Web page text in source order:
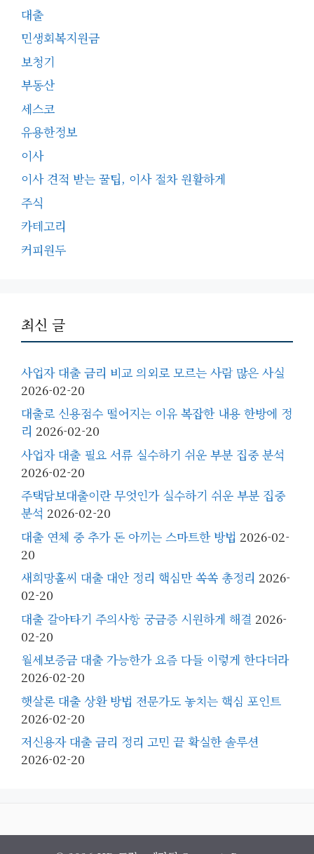
대출
민생회복지원금
보청기
부동산
세스코
유용한정보
이사
이사 견적 받는 꿀팁, 이사 절차 원활하게
주식
카테고리
커피원두
최신 글
사업자 대출 금리 비교 의외로 모르는 사람 많은 사실
2026-02-20
대출로 신용점수 떨어지는 이유 복잡한 내용 한방에 정
리 2026-02-20
사업자 대출 필요 서류 실수하기 쉬운 부분 집중 분석
2026-02-20
주택담보대출이란 무엇인가 실수하기 쉬운 부분 집중
분석 2026-02-20
대출 연체 중 추가 돈 아끼는 스마트한 방법 2026-02-
20
새희망홀씨 대출 대안 정리 핵심만 쏙쏙 총정리 2026-
02-20
대출 갈아타기 주의사항 궁금증 시원하게 해결 2026-
02-20
월세보증금 대출 가능한가 요즘 다들 이렇게 한다더라
2026-02-20
햇살론 대출 상환 방법 전문가도 놓치는 핵심 포인트
2026-02-20
저신용자 대출 금리 정리 고민 끝 확실한 솔루션
2026-02-20